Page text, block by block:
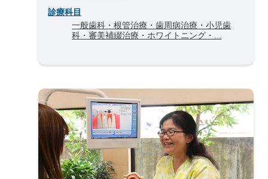
診療科目
一般歯科・根管治療・歯周病治療・小児歯
科・審美補綴治療・ホワイトニング・...